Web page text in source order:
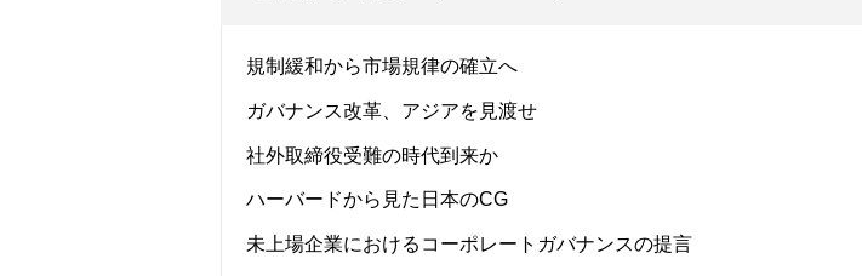
規制緩和から市場規律の確立へ
ガバナンス改革、アジアを見渡せ
社外取締役受難の時代到来か
ハーバードから見た日本のCG
未上場企業におけるコーポレートガバナンスの提言